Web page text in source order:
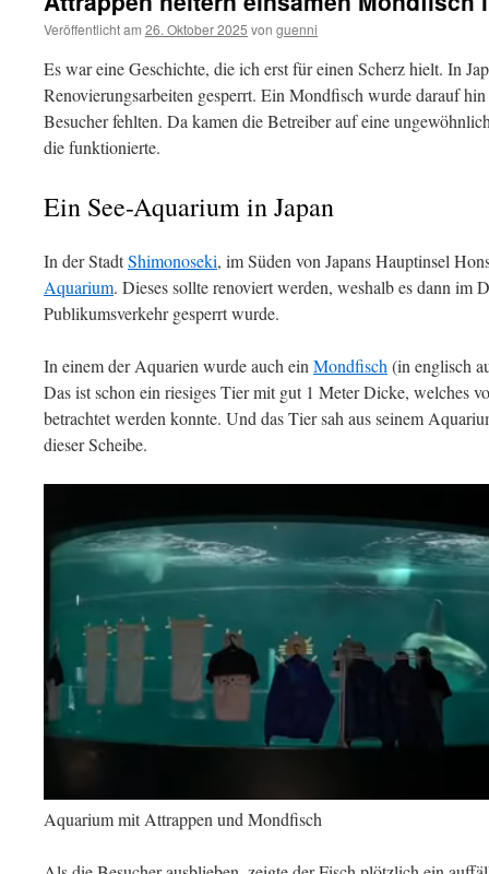
Veröffentlicht am 26. Oktober 2025 von guenni
Es war eine Geschichte, die ich erst für einen Scherz hielt. In
Renovierungsarbeiten gesperrt. Ein Mondfisch wurde darauf
Besucher fehlten. Da kamen die Betreiber auf eine
die funktionierte.
Ein See-Aquarium in Japan
In der StadtShimonoseki, im Süden von Japans Hauptinsel
Aquarium. Dieses sollte renoviert werden, weshalb es dann im
Publikumsverkehr gesperrt wurde.
In einem der Aquarien wurde auch ein Mondfisch (in englisch
Das ist schon ein riesiges Tier mit gut 1 Meter Dicke, welches
betrachtet werden konnte. Und das Tier sah aus seinem
dieser Scheibe.
Aquarium mit Attrappen und Mondfisch